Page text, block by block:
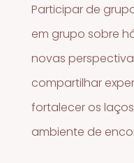
Participar de
em grupo sobre
novas
compartilhar
fortalecer os
ambiente de